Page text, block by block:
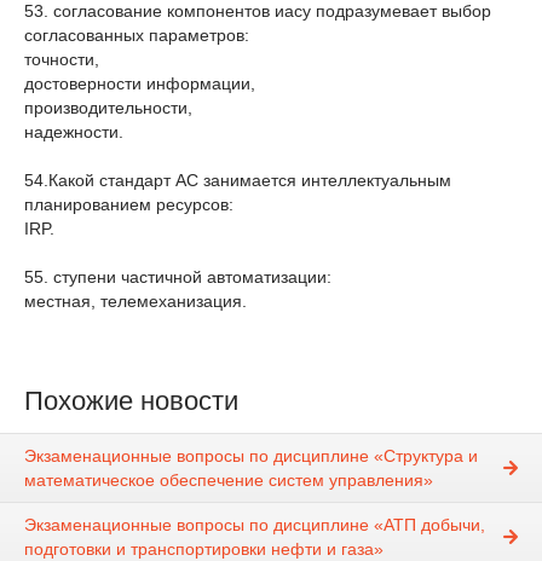
53. согласование компонентов иасу подразумевает выбор
согласованных параметров:
точности,
достоверности информации,
производительности,
надежности.
54.Какой стандарт АС занимается интеллектуальным
планированием ресурсов:
IRP.
55. ступени частичной автоматизации:
местная, телемеханизация.
Похожие новости
Экзаменационные вопросы по дисциплине «Структура и
математическое обеспечение систем управления»
Экзаменационные вопросы по дисциплине «АТП добычи,
подготовки и транспортировки нефти и газа»